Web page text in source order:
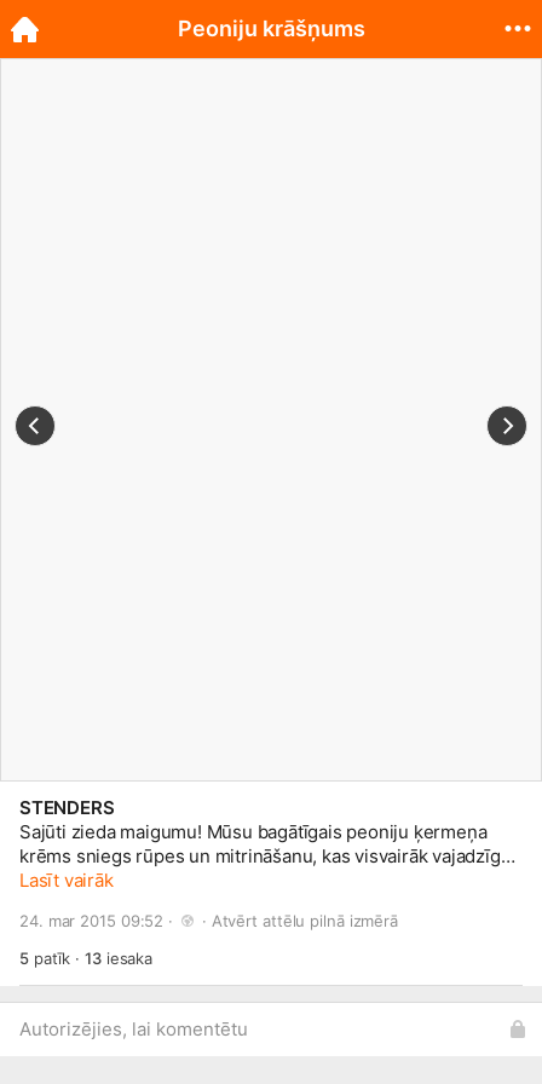
STENDERS
Sajūti zieda maigumu! Mūsu bagātīgais peoniju ķermeņa
krēms sniegs rūpes un mitrināšanu, kas visvairāk vajadzīga
tavai skaistajai ādai, lai vari patiesi iemīlēt tās brīnišķīgo
Lasīt vairāk
24. mar 2015 09:52 · · Atvērt attēlu pilnā izmērā
5patīk ·13iesaka
Autorizējies, lai komentētu
Peoniju krāšņums